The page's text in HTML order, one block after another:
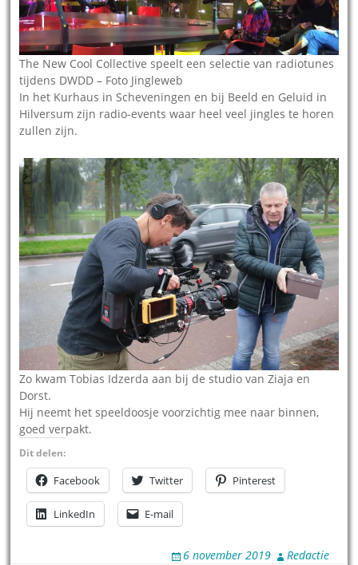
The New Cool Collective speelt een selectie van radiotunes
tijdens DWDD – Foto Jingleweb
In het Kurhaus in Scheveningen en bij Beeld en Geluid in
Hilversum zijn radio-events waar heel veel jingles te horen
zullen zijn.
Zo kwam Tobias Idzerda aan bij de studio van Ziaja en
Dorst.
Hij neemt het speeldoosje voorzichtig mee naar binnen,
goed verpakt.
Dit delen:
Facebook Twitter Pinterest
LinkedIn E-mail
6 november 2019 Redactie